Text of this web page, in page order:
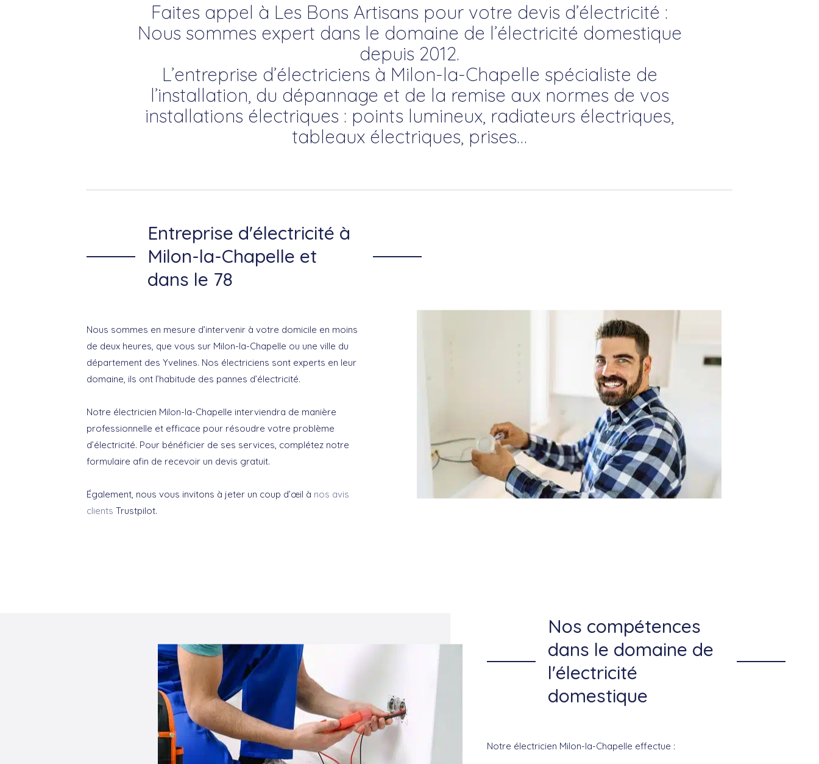
Faites appel à Les Bons Artisans pour votre devis d’électricité :
Nous sommes expert dans le domaine de l’électricité domestique
depuis 2012.
L’entreprise d’électriciens à Milon-la-Chapelle spécialiste de
l’installation, du dépannage et de la remise aux normes de vos
installations électriques : points lumineux, radiateurs électriques,
tableaux électriques, prises…
Entreprise d'électricité à
Milon-la-Chapelle et
dans le 78
Nous sommes en mesure d’intervenir à votre domicile en moins
de deux heures, que vous sur Milon-la-Chapelle ou une ville du
département des Yvelines. Nos électriciens sont experts en leur
domaine, ils ont l’habitude des pannes d’électricité.
Notre électricien Milon-la-Chapelle interviendra de manière
professionnelle et efficace pour résoudre votre problème
d’électricité. Pour bénéficier de ses services, complétez notre
formulaire afin de recevoir un devis gratuit.
Également, nous vous invitons à jeter un coup d’œil à nos avis
clients Trustpilot.
Nos compétences
dans le domaine de
l'électricité
domestique
Notre électricien Milon-la-Chapelle effectue :